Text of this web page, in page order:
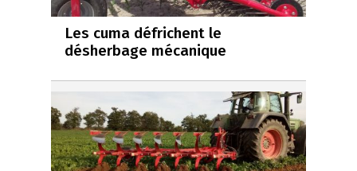
Les cuma défrichent le
désherbage mécanique